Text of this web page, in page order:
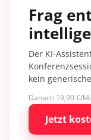
Frag
Der KI-
kein
Danach 19,90 €/
Jetzt